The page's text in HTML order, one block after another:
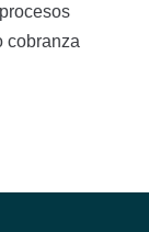
cobranza